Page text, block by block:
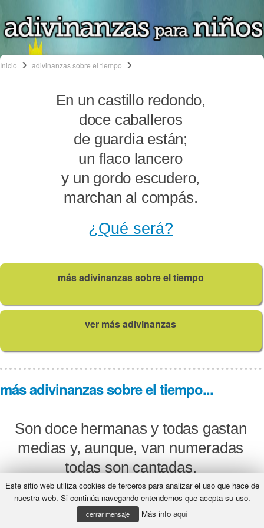
Inicio adivinanzas sobre el tiempo
En un castillo redondo,
doce caballeros
de guardia están;
un flaco lancero
y un gordo escudero,
marchan al compás.
¿Qué será?
más adivinanzas sobre el tiempo
ver más adivinanzas
más adivinanzas sobre el tiempo...
Son doce hermanas y todas gastan
medias y, aunque, van numeradas
todas son cantadas.
¿Qué será?
Este sitio web utiliza cookies de terceros para analizar el uso que hace de
nuestra web. Si continúa navegando entendemos que acepta su uso.
cerrar mensaje Más info aquí